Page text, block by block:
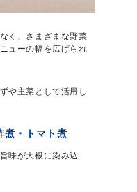
く、さまざまな野菜
ューの幅を広げられ
や主菜として活用し
煮・トマト煮
味が大根に染み込